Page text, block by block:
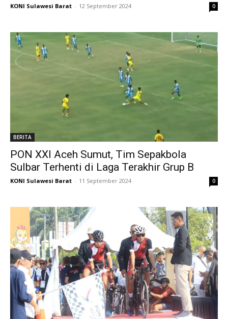
KONI Sulawesi Barat - 12 September 2024 0
BERITA
PON XXI Aceh Sumut, Tim Sepakbola
Sulbar Terhenti di Laga Terakhir Grup B
KONI Sulawesi Barat - 11 September 2024 0